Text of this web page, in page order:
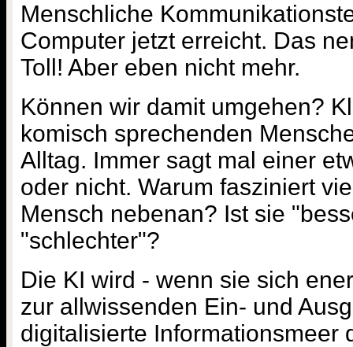
Menschliche
Computer jetzt erreicht. Das
Toll! Aber eben nicht mehr.
Können wir damit umgehen?
komisch sprechenden
Alltag. Immer sagt mal einer
oder nicht. Warum fasziniert
Mensch nebenan? Ist sie
"schlechter"?
Die KI wird - wenn sie sich
zur allwissenden Ein- und
digitalisierte Informationsmeer